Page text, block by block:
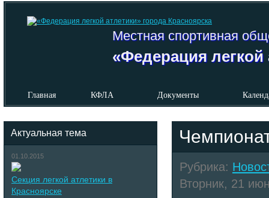
Местная спортивная
«Федерация легкой
Главная КФЛА Документы
Актуальная тема
01.10.2015
Секция легкой атлетики в
Красноярске
Рубрика:
Вторник, 21